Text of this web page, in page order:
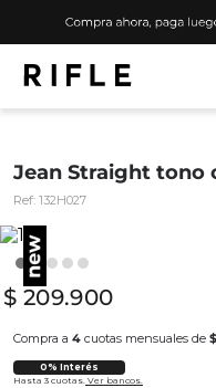
Jean Straight tono
Ref: 132H027
$ 209.900
Compra a 4 cuotas mensuales de
0% Interés
Hasta 3 cuotas. Ver bancos.